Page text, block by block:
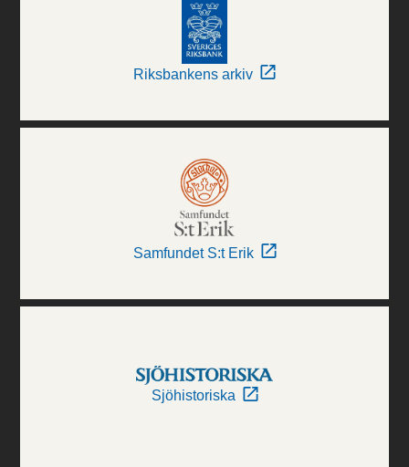
Riksbankens arkiv
Samfundet S:t Erik
Sjöhistoriska